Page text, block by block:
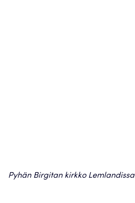
Pyhän Birgitan kirkko Lemlandissa